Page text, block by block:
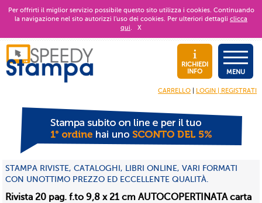
Per offrirti il miglior servizio possibile questo sito utilizza i cookies. Continuando
la navigazione nel sito autorizzi l’uso dei cookies. Per ulteriori dettagli clicca
qui. X
RICHIEDI
INFO
MENU
CARRELLO LOGIN | REGISTRATI
STAMPA RIVISTE, CATALOGHI, LIBRI ONLINE, VARI FORMATI
CON UNOTTIMO PREZZO ED ECCELLENTE QUALITÀ.
Rivista 20 pag. f.to 9,8 x 21 cm AUTOCOPERTINATA carta